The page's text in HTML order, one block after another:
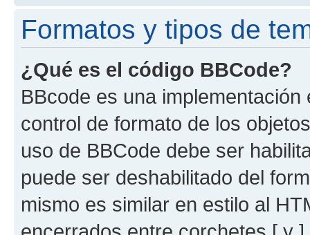
Formatos y tipos de
¿Qué es el código BBCode?
BBcode es una
control de formato de los
uso de BBCode debe ser
puede ser deshabilitado del
mismo es similar en estilo al